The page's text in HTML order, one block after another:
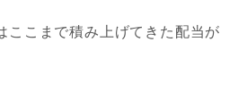
ここまで積み上げてきた配当が